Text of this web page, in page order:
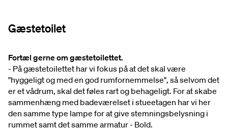
Gæstetoilet
Fortæl gerne om gæstetoilettet.
- På gæstetoilettet har vi fokus på at det skal være
"hyggeligt og med en god rumfornemmelse", så selvom det
er et vådrum, skal det føles rart og behageligt. For at skabe
sammenhæng med badeværelset i stueetagen har vi her
den samme type lampe for at give stemningsbelysning i
rummet samt det samme armatur - Bold.